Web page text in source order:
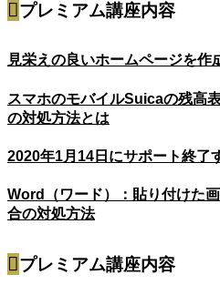
プレミアム講座内容
見栄えの良いホームページを作
スマホのモバイルSuicaの残高
の対処方法とは
2020年1月14日にサポート終了
Word（ワード）：貼り付けた
合の対処方法
プレミアム講座内容